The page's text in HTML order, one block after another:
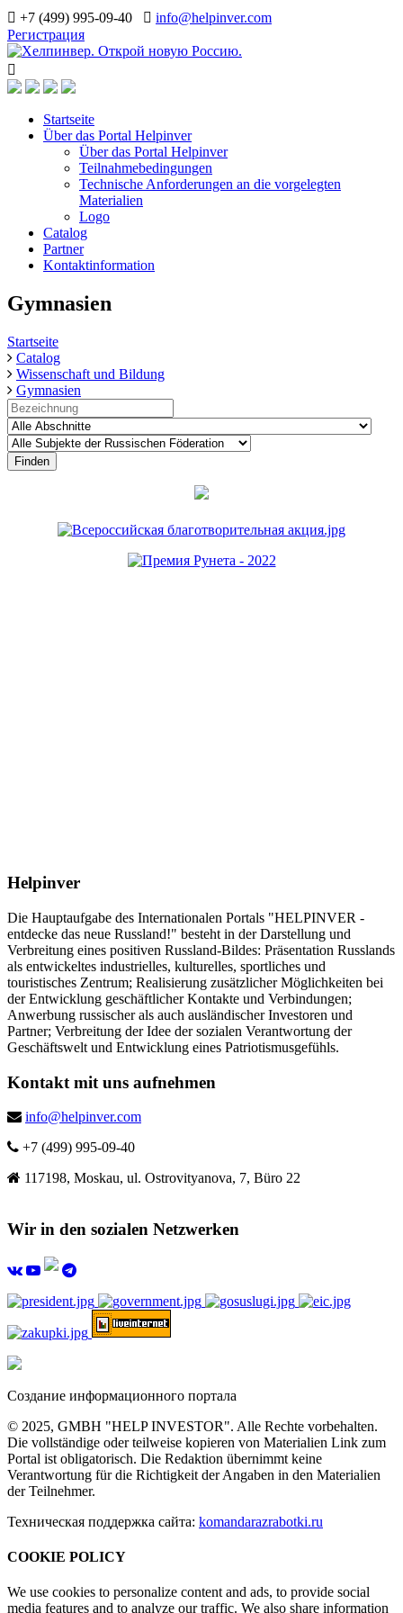
+7 (499) 995-09-40
info@helpinver.com
Регистрация
Startseite
Über das Portal Helpinver
Über das Portal Helpinver
Teilnahmebedingungen
Technische Anforderungen an die vorgelegten
Materialien
Logo
Catalog
Partner
Kontaktinformation
Gymnasien
Startseite
Catalog
Wissenschaft und Bildung
Gymnasien
Helpinver
Die Hauptaufgabe des Internationalen Portals "HELPINVER -
entdecke das neue Russland!" besteht in der Darstellung und
Verbreitung eines positiven Russland-Bildes: Präsentation Russlands
als entwickeltes industrielles, kulturelles, sportliches und
touristisches Zentrum; Realisierung zusätzlicher Möglichkeiten bei
der Entwicklung geschäftlicher Kontakte und Verbindungen;
Anwerbung russischer als auch ausländischer Investoren und
Partner; Verbreitung der Idee der sozialen Verantwortung der
Geschäftswelt und Entwicklung eines Patriotismusgefühls.
Kontakt mit uns aufnehmen
info@helpinver.com
+7 (499) 995-09-40
117198, Moskau, ul. Ostrovityanova, 7, Büro 22
Wir in den sozialen Netzwerken
Создание информационного портала
© 2025, GMBH "HELP INVESTOR". Alle Rechte vorbehalten.
Die vollständige oder teilweise kopieren von Materialien Link zum
Portal ist obligatorisch. Die Redaktion übernimmt keine
Verantwortung für die Richtigkeit der Angaben in den Materialien
der Teilnehmer.
Техническая поддержка сайта: komandarazrabotki.ru
COOKIE POLICY
We use cookies to personalize content and ads, to provide social
media features and to analyze our traffic. We also share information